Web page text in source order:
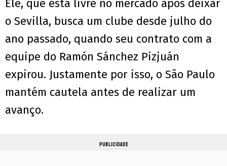
Ele, que está livre no mercado após deixar
o Sevilla, busca um clube desde julho do
ano passado, quando seu contrato com a
equipe do Ramón Sánchez Pizjuán
expirou. Justamente por isso, o São Paulo
mantém cautela antes de realizar um
avanço.
PUBLICIDADE